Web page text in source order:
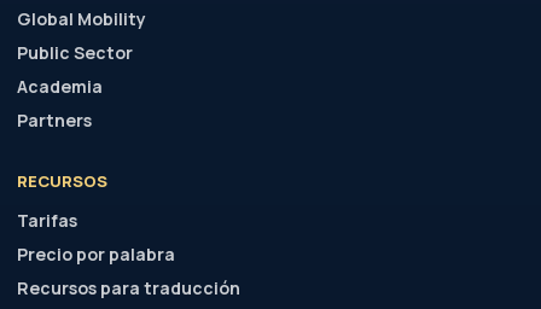
Global Mobility
Public Sector
Academia
Partners
RECURSOS
Tarifas
Precio por palabra
Recursos para traducción